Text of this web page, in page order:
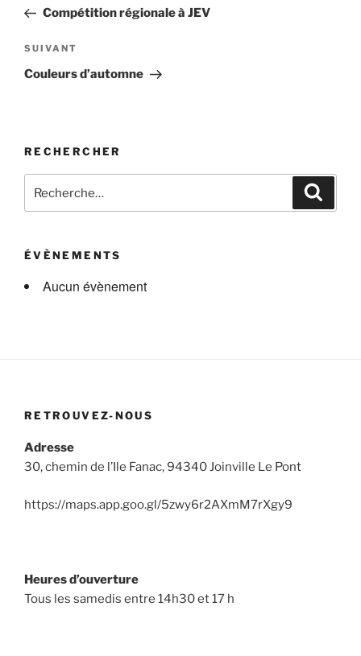
l’article
précédent
Compétition régionale à JEV
Article
suivant
SUIVANT
Couleurs d’automne
RECHERCHER
pour
ÉVÈNEMENTS
Aucun évènement
RETROUVEZ-NOUS
Adresse
30, chemin de l’Ile Fanac, 94340 Joinville Le Pont
https://maps.app.goo.gl/5zwy6r2AXmM7rXgy9
Heures d’ouverture
Tous les samedis entre 14h30 et 17 h